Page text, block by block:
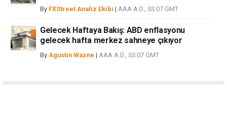
By FXStreet Analiz Ekibi | AAA A.D., SS:07 GMT
Gelecek Haftaya Bakış: ABD enflasyonu
gelecek hafta merkez sahneye çıkıyor
By Agustin Wazne | AAA A.D., SS:07 GMT